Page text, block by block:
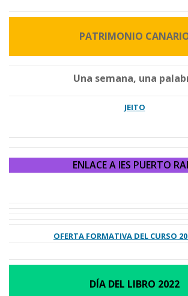
PATRIMONIO
Una semana, una
JEITO
ENLACE A IES PUERTO
OFERTA FORMATIVA DEL CURSO
DÍA DEL LIBRO 2022